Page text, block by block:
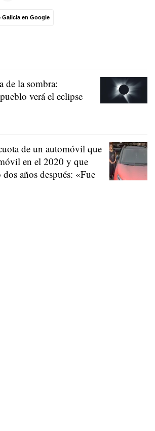
Galicia en Google
de la sombra:
verá el eclipse
de un automóvil que
en el 2020 y que
años después: «Fue